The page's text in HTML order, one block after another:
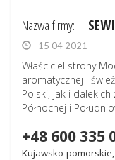
Nazwa firmy:
15 04 2021
Właściciel strony
aromatycznej i
Polski, jak i
Północnej i
+48 600 335
Kujawsko-pomorskie,